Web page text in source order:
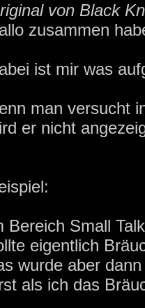
von Black
zusammen
ist mir was
man versucht
er nicht
Bereich Small
eigentlich
wurde aber
als ich das